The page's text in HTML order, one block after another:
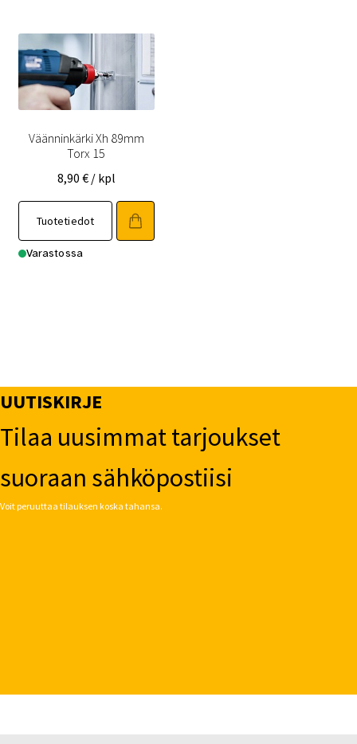
Väänninkärki Xh 89mm
Torx 15
8,90 € / kpl
Tuotetiedot
Varastossa
UUTISKIRJE
Tilaa uusimmat tarjoukset
suoraan sähköpostiisi
Voit peruuttaa tilauksen koska tahansa.